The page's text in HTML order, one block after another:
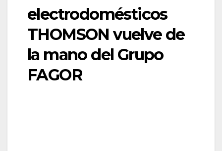
electrodomésticos
THOMSON vuelve de
la mano del Grupo
FAGOR